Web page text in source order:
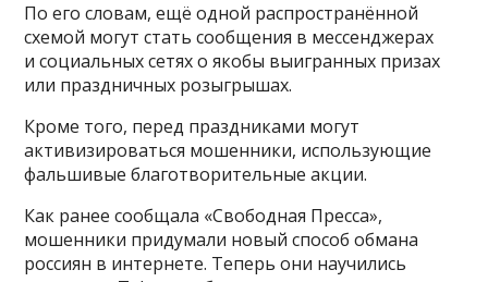
По его словам, ещё одной распространённой
схемой могут стать сообщения в мессенджерах
и социальных сетях о якобы выигранных призах
или праздничных розыгрышах.
Кроме того, перед праздниками могут
активизироваться мошенники, использующие
фальшивые благотворительные акции.
Как ранее сообщала «Свободная Пресса»,
мошенники придумали новый способ обмана
россиян в интернете. Теперь они научились